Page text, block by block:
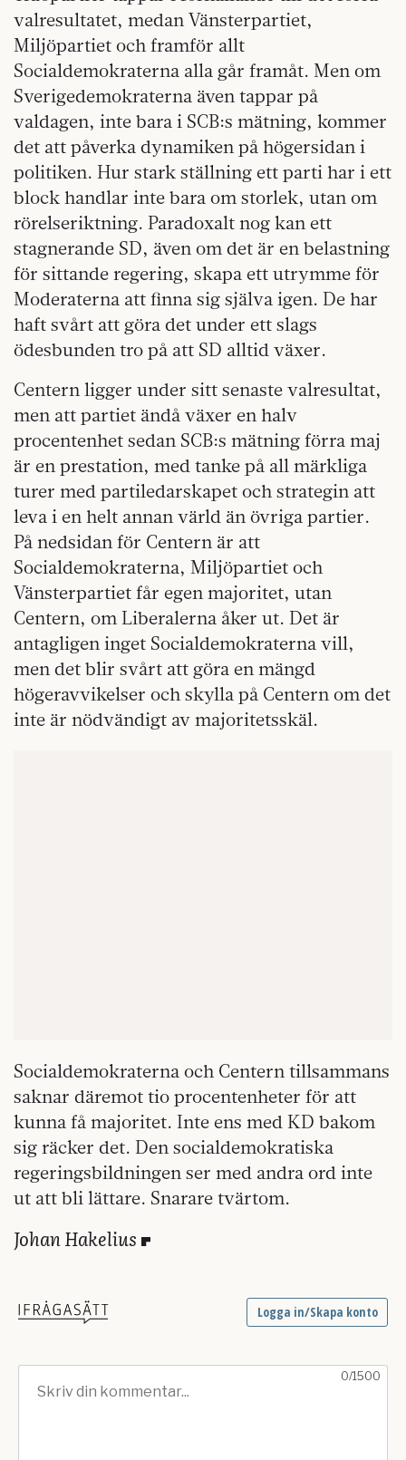
valresultatet, medan Vänsterpartiet,
Miljöpartiet och framför allt
Socialdemokraterna alla går framåt. Men om
Sverigedemokraterna även tappar på
valdagen, inte bara i SCB:s mätning, kommer
det att påverka dynamiken på högersidan i
politiken. Hur stark ställning ett parti har i ett
block handlar inte bara om storlek, utan om
rörelseriktning. Paradoxalt nog kan ett
stagnerande SD, även om det är en belastning
för sittande regering, skapa ett utrymme för
Moderaterna att finna sig själva igen. De har
haft svårt att göra det under ett slags
ödesbunden tro på att SD alltid växer.
Centern ligger under sitt senaste valresultat,
men att partiet ändå växer en halv
procentenhet sedan SCB:s mätning förra maj
är en prestation, med tanke på all märkliga
turer med partiledarskapet och strategin att
leva i en helt annan värld än övriga partier.
På nedsidan för Centern är att
Socialdemokraterna, Miljöpartiet och
Vänsterpartiet får egen majoritet, utan
Centern, om Liberalerna åker ut. Det är
antagligen inget Socialdemokraterna vill,
men det blir svårt att göra en mängd
högeravvikelser och skylla på Centern om det
inte är nödvändigt av majoritetsskäl.
Socialdemokraterna och Centern tillsammans
saknar däremot tio procentenheter för att
kunna få majoritet. Inte ens med KD bakom
sig räcker det. Den socialdemokratiska
regeringsbildningen ser med andra ord inte
ut att bli lättare. Snarare tvärtom.
Johan Hakelius